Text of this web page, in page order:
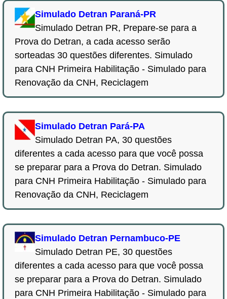
Simulado Detran Paraná-PR
Simulado Detran PR, Prepare-se para a
Prova do Detran, a cada acesso serão
sorteadas 30 questões diferentes. Simulado
para CNH Primeira Habilitação - Simulado para
Renovação da CNH, Reciclagem
Simulado Detran Pará-PA
Simulado Detran PA, 30 questões
diferentes a cada acesso para que você possa
se preparar para a Prova do Detran. Simulado
para CNH Primeira Habilitação - Simulado para
Renovação da CNH, Reciclagem
Simulado Detran Pernambuco-PE
Simulado Detran PE, 30 questões
diferentes a cada acesso para que você possa
se preparar para a Prova do Detran. Simulado
para CNH Primeira Habilitação - Simulado para